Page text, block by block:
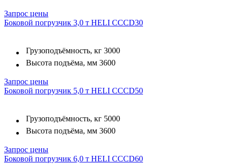
Запрос цены
Боковой погрузчик 3,0 т HELI CCCD30
Грузоподъёмность, кг 3000
Высота подъёма, мм 3600
Запрос цены
Боковой погрузчик 5,0 т HELI CCCD50
Грузоподъёмность, кг 5000
Высота подъёма, мм 3600
Запрос цены
Боковой погрузчик 6,0 т HELI CCCD60